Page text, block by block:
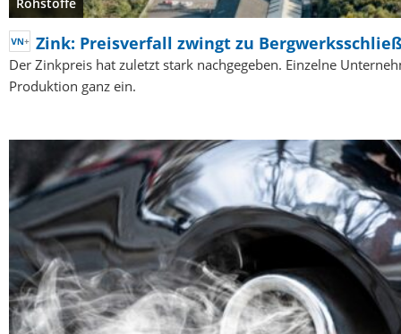
Zink: Preisverfall zwingt zu
Der Zinkpreis hat zuletzt stark nachgegeben. Einzelne
Produktion ganz ein.